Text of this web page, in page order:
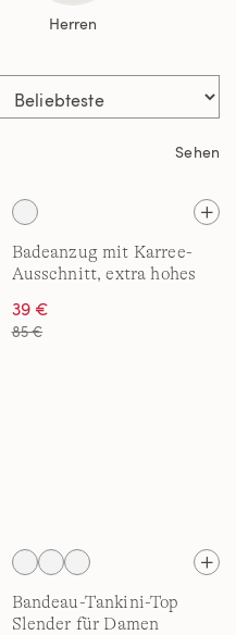
Herren
Sehen
Badeanzug mit Karree-
Ausschnitt, extra hohes
Größe
39 €
85 €
Bandeau-Tankini-Top
Slender für Damen